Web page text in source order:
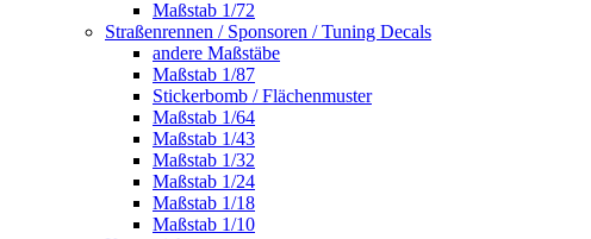
Maßstab 1/72
Straßenrennen / Sponsoren / Tuning Decals
andere Maßstäbe
Maßstab 1/87
Stickerbomb / Flächenmuster
Maßstab 1/64
Maßstab 1/43
Maßstab 1/32
Maßstab 1/24
Maßstab 1/18
Maßstab 1/10